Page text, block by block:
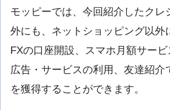
モッピーでは、今回紹介したクレ
外にも、ネットショッピング以外
FXの口座開設、スマホ月額サービ
広告・サービスの利用、友達紹介
を獲得することができます。